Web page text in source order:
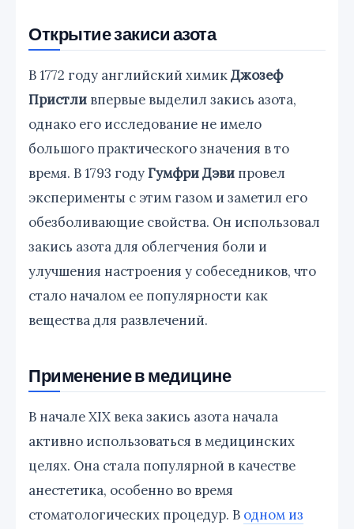
Открытие закиси азота
В 1772 году английский химикДжозеф
Пристли впервые выделил закись азота,
однако его исследование не имело
большого практического значения в то
время. В 1793 годуГумфри Дэви провел
эксперименты с этим газом и заметил его
обезболивающие свойства. Он использовал
закись азота для облегчения боли и
улучшения настроения у собеседников, что
стало началом ее популярности как
вещества для развлечений.
Применение в медицине
В начале XIX века закись азота начала
активно использоваться в медицинских
целях. Она стала популярной в качестве
анестетика, особенно во время
стоматологических процедур. В одном из